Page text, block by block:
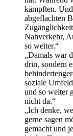
kämpften.
abgeflachten
Nahverkehr,
so weiter.“
„Damals war
drin, sondern
soziale
und so weiter
nicht da.“
„Ich denke,
gerne sagen
gemacht und